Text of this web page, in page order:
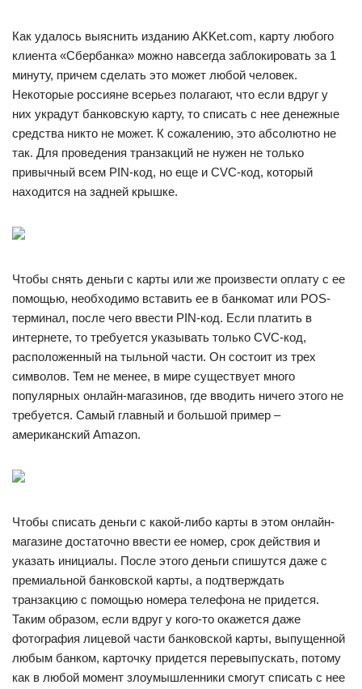
Как удалось выяснить изданию AKKet.com, карту любого
клиента «Сбербанка» можно навсегда заблокировать за 1
минуту, причем сделать это может любой человек.
Некоторые россияне всерьез полагают, что если вдруг у
них украдут банковскую карту, то списать с нее денежные
средства никто не может. К сожалению, это абсолютно не
так. Для проведения транзакций не нужен не только
привычный всем PIN-код, но еще и CVC-код, который
находится на задней крышке.
Чтобы снять деньги с карты или же произвести оплату с ее
помощью, необходимо вставить ее в банкомат или POS-
терминал, после чего ввести PIN-код. Если платить в
интернете, то требуется указывать только CVC-код,
расположенный на тыльной части. Он состоит из трех
символов. Тем не менее, в мире существует много
популярных онлайн-магазинов, где вводить ничего этого не
требуется. Самый главный и большой пример –
американский Amazon.
Чтобы списать деньги с какой-либо карты в этом онлайн-
магазине достаточно ввести ее номер, срок действия и
указать инициалы. После этого деньги спишутся даже с
премиальной банковской карты, а подтверждать
транзакцию с помощью номера телефона не придется.
Таким образом, если вдруг у кого-то окажется даже
фотография лицевой части банковской карты, выпущенной
любым банком, карточку придется перевыпускать, потому
как в любой момент злоумышленники смогут списать с нее